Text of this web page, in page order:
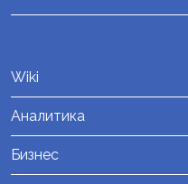
Wiki
Аналитика
Бизнес